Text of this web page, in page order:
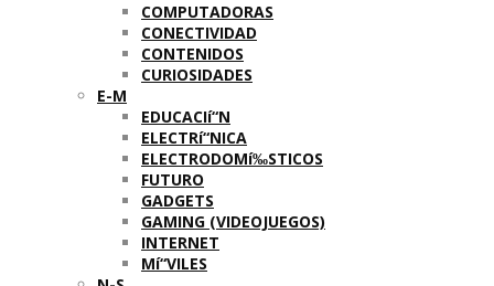
COMPUTADORAS
CONECTIVIDAD
CONTENIDOS
CURIOSIDADES
E-M
EDUCACIí“N
ELECTRí“NICA
ELECTRODOMí‰STICOS
FUTURO
GADGETS
GAMING (VIDEOJUEGOS)
INTERNET
Mí“VILES